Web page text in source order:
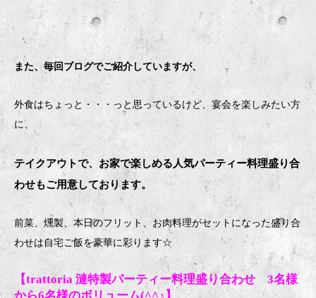
また、毎回ブログでご紹介していますが、
外食はちょっと・・・っと思っているけど、宴会を楽しみたい方
に、
テイクアウトで、お家で楽しめる人気パーティー料理盛り合
わせもご用意しております。
前菜、燻製、本日のフリット、お肉料理がセットになった盛り合
わせは自宅ご飯を豪華に彩ります☆
【trattoria 漣特製パーティー料理盛り合わせ 3名様